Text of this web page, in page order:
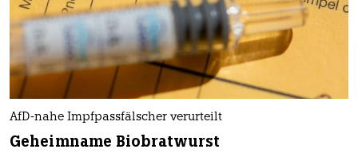
AfD-nahe Impfpassfälscher verurteilt
Geheimname Biobratwurst